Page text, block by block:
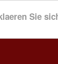
Sie